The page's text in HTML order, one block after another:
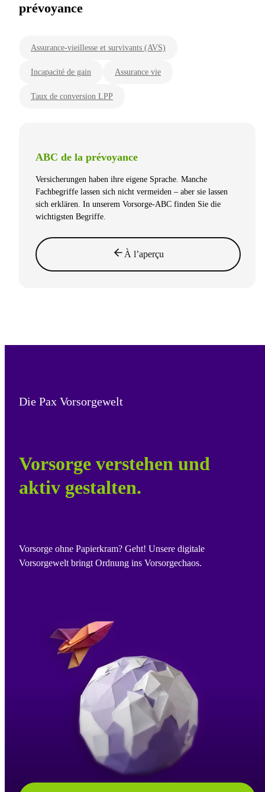
prévoyance
Assurance-vieillesse et survivants (AVS)
Incapacité de gain Assurance vie
Taux de conversion LPP
ABC de la prévoyance
Versicherungen haben ihre eigene Sprache. Manche
Fachbegriffe lassen sich nicht vermeiden – aber sie lassen
sich erklären. In unserem Vorsorge-ABC finden Sie die
wichtigsten Begriffe.
À l’aperçu
Die Pax Vorsorgewelt
Vorsorge verstehen und
aktiv gestalten.
Vorsorge ohne Papierkram? Geht! Unsere digitale
Vorsorgewelt bringt Ordnung ins Vorsorgechaos.